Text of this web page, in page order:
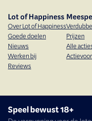
Lot of Happiness
Over Lot of Happiness
Goede doelen
Nieuws
Werken bij
Reviews
Prijzen
Alle
Speel bewust 18+